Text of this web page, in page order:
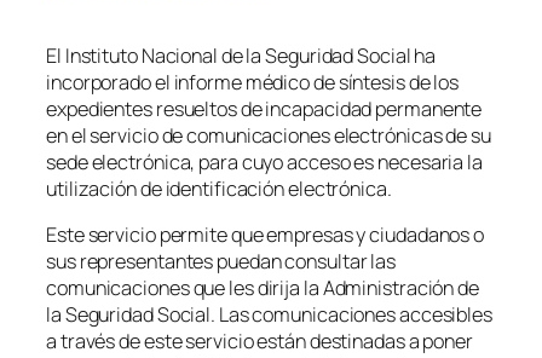
El Instituto Nacional de la Seguridad Social ha
incorporado el informe médico de síntesis de los
expedientes resueltos de incapacidad permanente
en el servicio de comunicaciones electrónicas de su
sede electrónica, para cuyo acceso es necesaria la
utilización de identificación electrónica.
Este servicio permite que empresas y ciudadanos o
sus representantes puedan consultar las
comunicaciones que les dirija la Administración de
la Seguridad Social. Las comunicaciones accesibles
a través de este servicio están destinadas a poner